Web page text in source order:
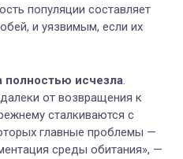
популяции составляет
и уязвимым, если их
полностью исчезла.
от возвращения к
сталкиваются с
главные проблемы —
среды обитания», —